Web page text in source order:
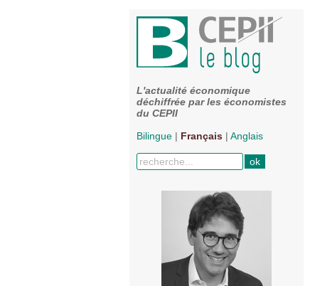
L'actualité économique
déchiffrée par les économistes
du CEPII
Bilingue | Français | Anglais